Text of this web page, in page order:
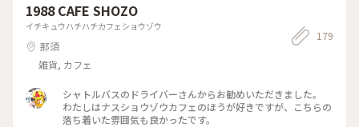
1988 CAFE SHOZO
イチキュウハチハチカフェショウゾウ
那須
雑貨, カフェ
179
シャトルバスのドライバーさんからお勧めいただきました。
わたしはナスショウゾウカフェのほうが好きですが、こちらの
落ち着いた雰囲気も良かったです。